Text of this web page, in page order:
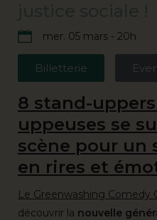
mer. 05 mars - 20h
Billetterie
8 stand-
uppeuses se
scène pour un
en rires et
Le Greenwashing Comedy
découvrir la nouvelle